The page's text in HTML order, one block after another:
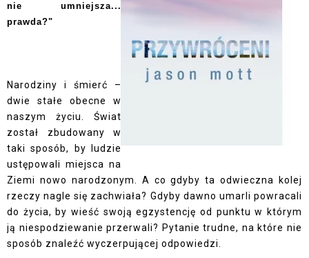
nie umniejsza...
prawda?"
Narodziny i śmierć –
dwie stałe obecne w
naszym życiu. Świat
został zbudowany w
taki sposób, by ludzie
ustępowali miejsca na
Ziemi nowo narodzonym. A co gdyby ta odwieczna kolej
rzeczy nagle się zachwiała? Gdyby dawno umarli powracali
do życia, by wieść swoją egzystencję od punktu w którym
ją niespodziewanie przerwali? Pytanie trudne, na które nie
sposób znaleźć wyczerpującej odpowiedzi.